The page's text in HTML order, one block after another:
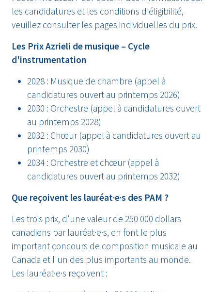
les candidatures et les conditions d'éligibilité,
veuillez consulter les pages individuelles du prix.
Les Prix Azrieli de musique – Cycle
d'instrumentation
2028 : Musique de chambre (appel à
candidatures ouvert au printemps 2026)
2030 : Orchestre (appel à candidatures ouvert
au printemps 2028)
2032 : Chœur (appel à candidatures ouvert au
printemps 2030)
2034 : Orchestre et chœur (appel à
candidatures ouvert au printemps 2032)
Que reçoivent les lauréat·e·s des PAM ?
Les trois prix, d'une valeur de 250 000 dollars
canadiens par lauréat·e·s, en font le plus
important concours de composition musicale au
Canada et l'un des plus importants au monde.
Les lauréat·e·s reçoivent :